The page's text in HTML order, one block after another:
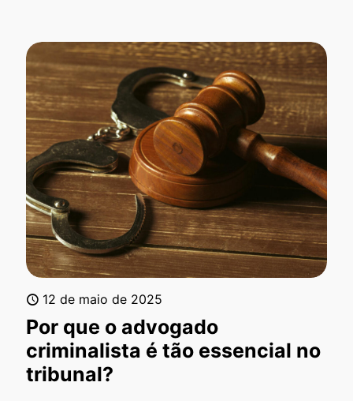
12 de maio de 2025
Por que o advogado
criminalista é tão essencial no
tribunal?